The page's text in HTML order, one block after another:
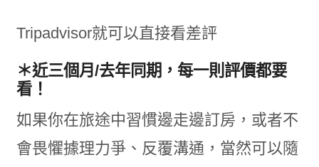
Tripadvisor就可以直接看差評
＊近三個月/去年同期，每一則評價都要
看！
如果你在旅途中習慣邊走邊訂房，或者不
會畏懼據理力爭、反覆溝通，當然可以隨